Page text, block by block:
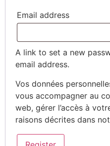
Email address
A link to set a new
email address.
Vos données
vous accompagner au
web, gérer l’accès à
raisons décrites dans